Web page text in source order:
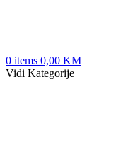
0 items 0,00 KM
Vidi Kategorije